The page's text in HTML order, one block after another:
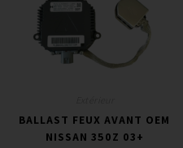
BALLAST FEUX AVANT OEM
NISSAN 350Z 03+